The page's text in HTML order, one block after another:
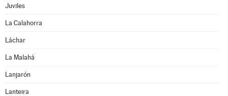
Juviles
La Calahorra
Láchar
La Malahá
Lanjarón
Lanteira